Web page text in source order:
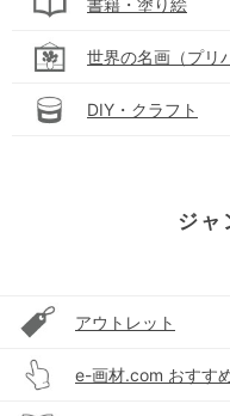
書籍・塗り絵
世界の名画（プリ
DIY・クラフト
ジャ
アウトレット
e-画材.com おすす